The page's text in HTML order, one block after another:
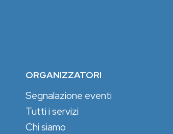
ORGANIZZATORI
Segnalazione eventi
Tutti i servizi
Chi siamo